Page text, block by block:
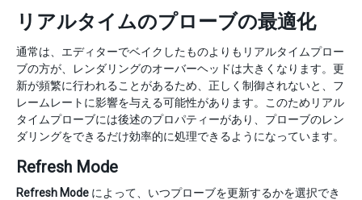
リアルタイムのプローブの最適化
通常は、エディターでベイクしたものよりもリアルタイムプロー
ブの方が、レンダリングのオーバーヘッドは大きくなります。更
新が頻繁に行われることがあるため、正しく制御されないと、フ
レームレートに影響を与える可能性があります。このためリアル
タイムプローブには後述のプロパティーがあり、プローブのレン
ダリングをできるだけ効率的に処理できるようになっています。
Refresh Mode
Refresh Mode によって、いつプローブを更新するかを選択でき